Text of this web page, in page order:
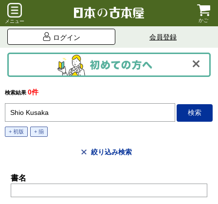
メニュー かご
ログイン 会員登録
検索結果 0件
+ 初版 + 揃
絞り込み検索
書名